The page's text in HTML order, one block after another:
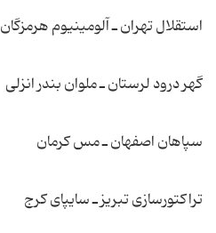
استقلال تهران ـ آلومینیوم هرمزگان
گهر درود لرستان ـ ملوان بندر انزلی
سپاهان اصفهان ـ مس كرمان
تراكتورسازی تبریز ـ سایپای كرج